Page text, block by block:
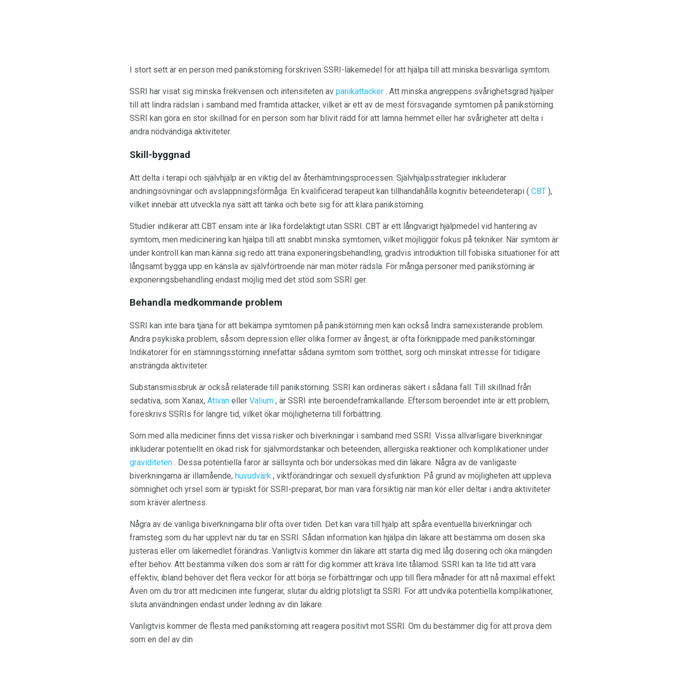
I stort sett är en person med panikstörning förskriven SSRI-läkemedel för att hjälpa till att minska besvärliga symtom.
SSRI har visat sig minska frekvensen och intensiteten av panikattacker . Att minska angreppens svårighetsgrad hjälper
till att lindra rädslan i samband med framtida attacker, vilket är ett av de mest försvagande symtomen på panikstörning.
SSRI kan göra en stor skillnad för en person som har blivit rädd för att lämna hemmet eller har svårigheter att delta i
andra nödvändiga aktiviteter.
Skill-byggnad
Att delta i terapi och självhjälp är en viktig del av återhämtningsprocessen. Självhjälpsstrategier inkluderar
andningsövningar och avslappningsförmåga. En kvalificerad terapeut kan tillhandahålla kognitiv beteendeterapi ( CBT ),
vilket innebär att utveckla nya sätt att tänka och bete sig för att klara panikstörning.
Studier indikerar att CBT ensam inte är lika fördelaktigt utan SSRI. CBT är ett långvarigt hjälpmedel vid hantering av
symtom, men medicinering kan hjälpa till att snabbt minska symtomen, vilket möjliggör fokus på tekniker. När symtom är
under kontroll kan man känna sig redo att träna exponeringsbehandling, gradvis introduktion till fobiska situationer för att
långsamt bygga upp en känsla av självförtroende när man möter rädsla. För många personer med panikstörning är
exponeringsbehandling endast möjlig med det stöd som SSRI ger.
Behandla medkommande problem
SSRI kan inte bara tjäna för att bekämpa symtomen på panikstörning men kan också lindra samexisterande problem.
Andra psykiska problem, såsom depression eller olika former av ångest, är ofta förknippade med panikstörningar.
Indikatorer för en stämningsstörning innefattar sådana symtom som trötthet, sorg och minskat intresse för tidigare
ansträngda aktiviteter.
Substansmissbruk är också relaterade till panikstörning. SSRI kan ordineras säkert i sådana fall. Till skillnad från
sedativa, som Xanax, Ativan eller Valium , är SSRI inte beroendeframkallande. Eftersom beroendet inte är ett problem,
föreskrivs SSRIs för längre tid, vilket ökar möjligheterna till förbättring.
Som med alla mediciner finns det vissa risker och biverkningar i samband med SSRI. Vissa allvarligare biverkningar
inkluderar potentiellt en ökad risk för självmordstankar och beteenden, allergiska reaktioner och komplikationer under
graviditeten . Dessa potentiella faror är sällsynta och bör undersökas med din läkare. Några av de vanligaste
biverkningarna är illamående, huvudvärk , viktförändringar och sexuell dysfunktion. På grund av möjligheten att uppleva
sömnighet och yrsel som är typiskt för SSRI-preparat, bör man vara försiktig när man kör eller deltar i andra aktiviteter
som kräver alertness.
Några av de vanliga biverkningarna blir ofta över tiden. Det kan vara till hjälp att spåra eventuella biverkningar och
framsteg som du har upplevt när du tar en SSRI. Sådan information kan hjälpa din läkare att bestämma om dosen ska
justeras eller om läkemedlet förändras. Vanligtvis kommer din läkare att starta dig med låg dosering och öka mängden
efter behov. Att bestämma vilken dos som är rätt för dig kommer att kräva lite tålamod. SSRI kan ta lite tid att vara
effektiv, ibland behöver det flera veckor för att börja se förbättringar och upp till flera månader för att nå maximal effekt.
Även om du tror att medicinen inte fungerar, slutar du aldrig plötsligt ta SSRI. För att undvika potentiella komplikationer,
sluta användningen endast under ledning av din läkare.
Vanligtvis kommer de flesta med panikstörning att reagera positivt mot SSRI. Om du bestämmer dig för att prova dem
som en del av din